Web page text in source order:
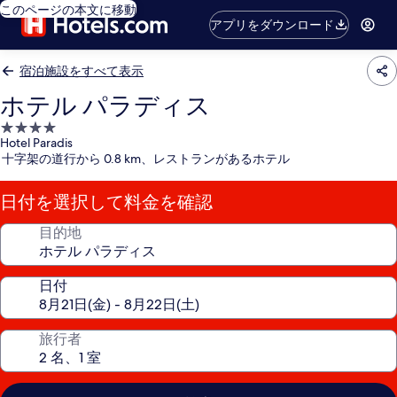
このページの本文に移動
アプリをダウンロード
宿泊施設をすべて表示
ホテル パラディス
4.0
つ
星
宿
泊
施
Hotel Paradis
十字架の道行から 0.8 km、レストランがあるホテル
日付を選択して料金を確認
目的地
日付
旅行者